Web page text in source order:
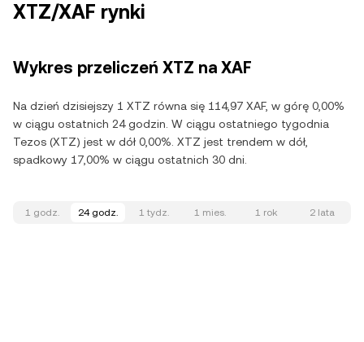
XTZ/XAF rynki
Wykres przeliczeń XTZ na XAF
Na dzień dzisiejszy 1 XTZ równa się 114,97 XAF, w górę 0,00%
w ciągu ostatnich 24 godzin. W ciągu ostatniego tygodnia
Tezos (XTZ) jest w dół 0,00%. XTZ jest trendem w dół,
spadkowy 17,00% w ciągu ostatnich 30 dni.
1 godz. 24 godz. 1 tydz. 1 mies. 1 rok 2 lata